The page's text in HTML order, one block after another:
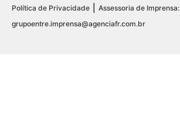
Política de Privacidade | Assessoria de Imprensa:
grupoentre.imprensa@agenciafr.com.br